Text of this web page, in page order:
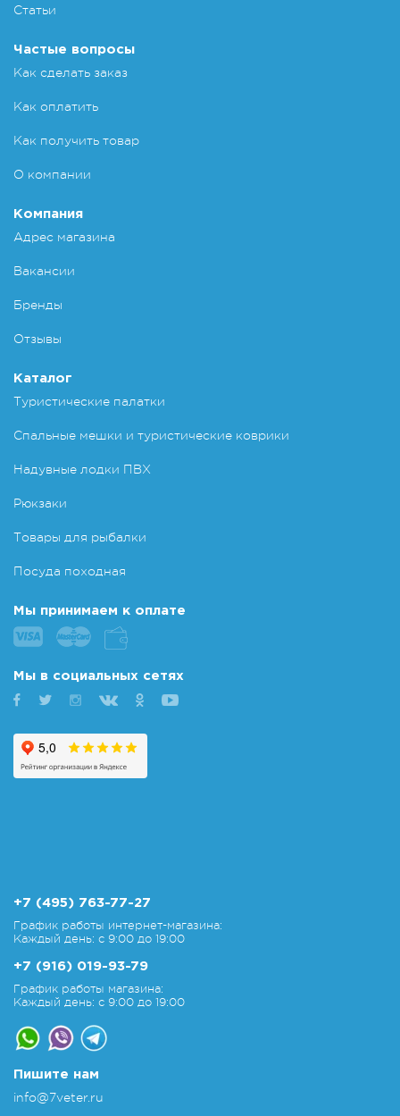
Статьи
Частые вопросы
Как сделать заказ
Как оплатить
Как получить товар
О компании
Компания
Адрес магазина
Вакансии
Бренды
Отзывы
Каталог
Туристические палатки
Спальные мешки и туристические коврики
Надувные лодки ПВХ
Рюкзаки
Товары для рыбалки
Посуда походная
Мы принимаем к оплате
Мы в социальных сетях
+7 (495) 763-77-27
График работы интернет-магазина:
Каждый день: с 9:00 до 19:00
+7 (916) 019-93-79
График работы магазина:
Каждый день: с 9:00 до 19:00
Пишите нам
info@7veter.ru